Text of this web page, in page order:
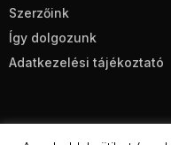
Szerzőink
Így dolgozunk
Adatkezelési tájékoztató